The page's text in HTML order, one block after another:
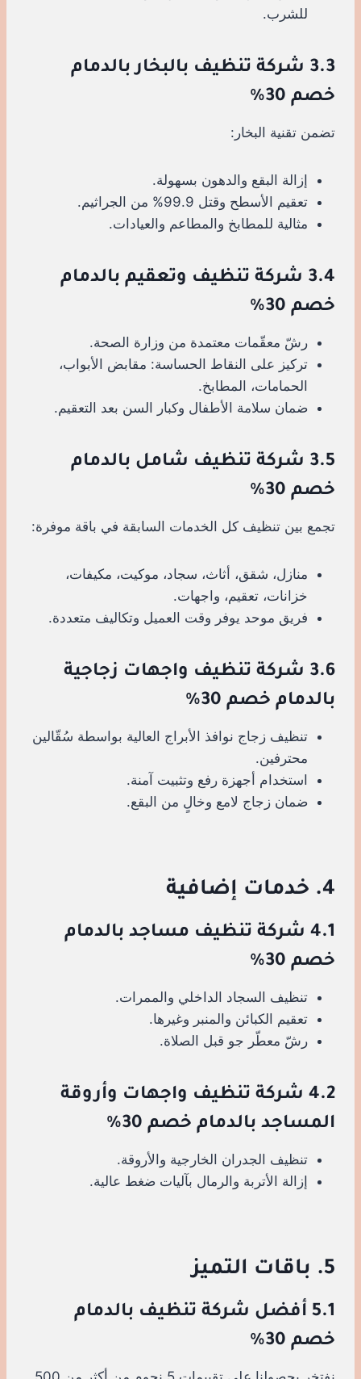
للشرب.
3.3 شركة تنظيف بالبخار بالدمام
خصم 30%
تضمن تقنية البخار:
إزالة البقع والدهون بسهولة.
تعقيم الأسطح وقتل 99.9% من الجراثيم.
مثالية للمطابخ والمطاعم والعيادات.
3.4 شركة تنظيف وتعقيم بالدمام
خصم 30%
رشّ معقّمات معتمدة من وزارة الصحة.
تركيز على النقاط الحساسة: مقابض الأبواب،
الحمامات، المطابخ.
ضمان سلامة الأطفال وكبار السن بعد التعقيم.
3.5 شركة تنظيف شامل بالدمام
خصم 30%
تجمع بين تنظيف كل الخدمات السابقة في باقة موفرة:
منازل، شقق، أثاث، سجاد، موكيت، مكيفات،
خزانات، تعقيم، واجهات.
فريق موحد يوفر وقت العميل وتكاليف متعددة.
3.6 شركة تنظيف واجهات زجاجية
بالدمام خصم 30%
تنظيف زجاج نوافذ الأبراج العالية بواسطة سُقّالين
محترفين.
استخدام أجهزة رفع وتثبيت آمنة.
ضمان زجاج لامع وخالٍ من البقع.
4. خدمات إضافية
4.1 شركة تنظيف مساجد بالدمام
خصم 30%
تنظيف السجاد الداخلي والممرات.
تعقيم الكبائن والمنبر وغيرها.
رشّ معطّر جو قبل الصلاة.
4.2 شركة تنظيف واجهات وأروقة
المساجد بالدمام خصم 30%
تنظيف الجدران الخارجية والأروقة.
إزالة الأتربة والرمال بآليات ضغط عالية.
5. باقات التميز
5.1 أفضل شركة تنظيف بالدمام
خصم 30%